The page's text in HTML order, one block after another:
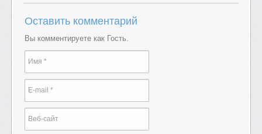
Оставить комментарий
Вы комментируете как Гость.